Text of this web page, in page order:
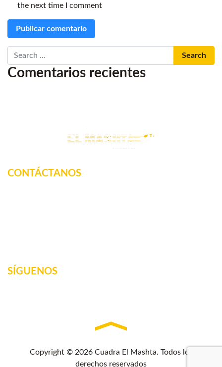
the next time I comment
Search
Comentarios recientes
CONTÁCTANOS
SÍGUENOS
Copyright © 2026 Cuadra El Mashta. Todos los
derechos reservados